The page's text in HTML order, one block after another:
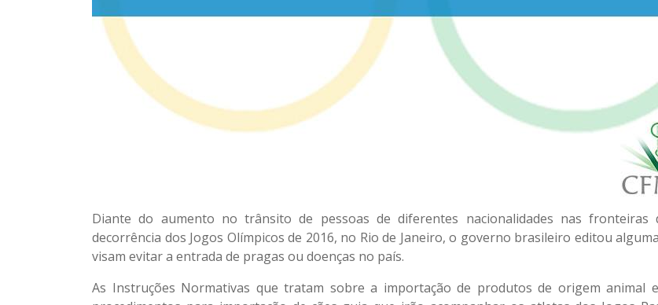
Diante do aumento no trânsito de pessoas de diferentes nacionalidades nas fronteiras
decorrência dos Jogos Olímpicos de 2016, no Rio de Janeiro, o governo brasileiro editou
visam evitar a entrada de pragas ou doenças no país.
As Instruções Normativas que tratam sobre a importação de produtos de origem animal